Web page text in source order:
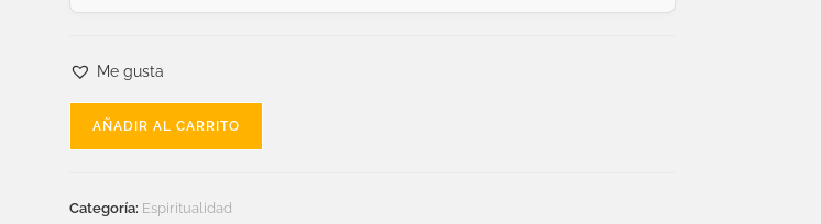
Me gusta
AÑADIR AL CARRITO
Categoría: Espiritualidad